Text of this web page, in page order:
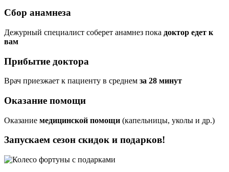
Сбор анамнеза
Дежурный специалист соберет анамнез пока доктор едет к
вам
Прибытие доктора
Врач приезжает к пациенту в среднем за 28 минут
Оказание помощи
Оказание медицинской помощи (капельницы, уколы и др.)
Запускаем сезон скидок и подарков!